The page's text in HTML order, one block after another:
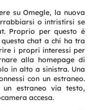
su Omegle, la nuova
o intristirsi se
Proprio per questo è
chat a chi ha tra
i propri interessi per
alla homepage di
in alto a sinistra. Una
con un estraneo.
un estraneo via testo,
accesa.